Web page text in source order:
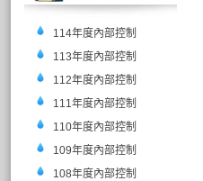
114年度內部控制
113年度內部控制
112年度內部控制
111年度內部控制
110年度內部控制
109年度內部控制
108年度內部控制